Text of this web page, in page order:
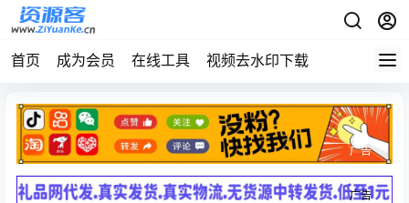
首页 成为会员 在线工具 视频去水印下载
广告
广告